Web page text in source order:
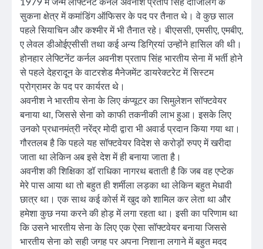
सुकना क्षेत्र में कमांडिंग ऑफिसर के पद पर तैनात थे। वे कुछ साल
पहले सियाचिन और कश्मीर में भी तैनात रहे। बीएससी, एमसीए, एमबीए,
ए लेवल डीओईएसीसी तथा कई अन्य डिग्रियां उन्होंने हासिल की थी।
होनहार लेफ्टिनेंट कर्नल अवनीश प्रताप सिंह भारतीय सेना में भर्ती होने
से पहले देहरादून के वाटरशेड मैनेजमेंट डायरेक्टरेट में सिस्टम
प्रोग्रामर के पद पर कार्यरत थे।
अवनीश ने भारतीय सेना के लिए कंप्यूटर का सिमुलेशन सॉफ्टवेयर
बनाया था, जिससे सेना को काफी तकनीकी लाभ हुआ। इसके लिए
उनको प्रधानमंत्री नरेंद्र मोदी द्वारा भी अवार्ड प्रदान किया गया था।
गौरतलब है कि पहले यह सॉफ्टवेयर विदेश से करोड़ों रुपए में खरीदा
जाता था लेकिन अब इसे देश में ही बनाया जाता है।
अवनीश की शिक्षिका डॉ राधिका नागरथ बताती है कि जब वह एप्टेक
मेरे पास आया था तो बहुत ही शर्मीला लड़का था लेकिन बहुत मेधावी
छात्र था। एक साथ कई कोर्स में खुद को शामिल कर लेता था और
हमेशा कुछ नया करने की होड़ में लगा रहता था। इसी का परिणाम था
कि उसने भारतीय सेना के लिए एक ऐसा सॉफ्टवेयर बनाया जिससे
भारतीय सेना को सही जगह पर अपना निशाना लगाने में बहुत मदद